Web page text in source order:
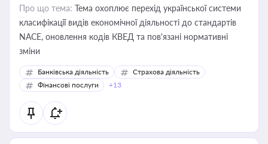
Про що тема: Тема охоплює перехід української системи
класифікації видів економічної діяльності до стандартів
NACE, оновлення кодів КВЕД та пов'язані нормативні
зміни
Банківська діяльність
Страхова діяльність
Фінансові послуги
+13